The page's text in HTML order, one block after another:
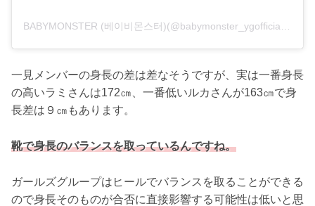
BABYMONSTER (베이비몬스터)(@babymonster_ygofficial)がシェアした投稿
一見メンバーの身長の差は差なそうですが、実は一番身長
の高いラミさんは172㎝、一番低いルカさんが163㎝で身
長差は９㎝もあります。
靴で身長のバランスを取っているんですね。
ガールズグループはヒールでバランスを取ることができる
ので身長そのものが合否に直接影響する可能性は低いと思